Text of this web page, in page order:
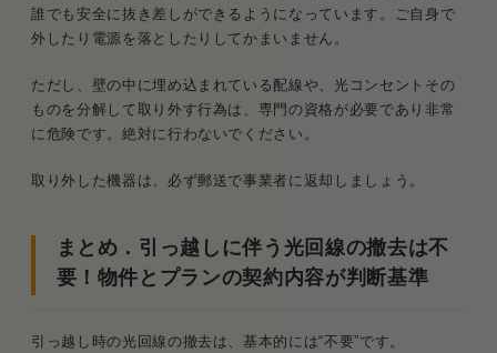
誰でも安全に抜き差しができるようになっています。ご自身で
外したり電源を落としたりしてかまいません。
ただし、壁の中に埋め込まれている配線や、光コンセントその
ものを分解して取り外す行為は、専門の資格が必要であり非常
に危険です。絶対に行わないでください。
取り外した機器は、必ず郵送で事業者に返却しましょう。
まとめ．引っ越しに伴う光回線の撤去は不
要！物件とプランの契約内容が判断基準
引っ越し時の光回線の撤去は、基本的には“不要”です。